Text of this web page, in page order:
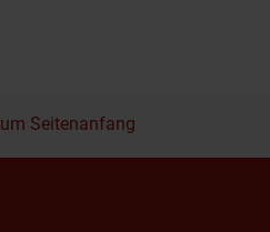
Seitenanfang